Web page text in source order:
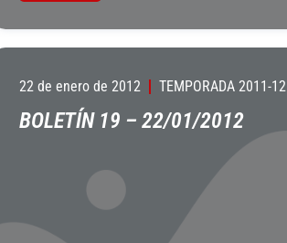
22 de enero de 2012 TEMPORADA 2011-12
BOLETÍN 19 – 22/01/2012